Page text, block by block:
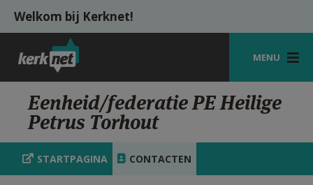
Overslaan en naar de inhoud gaan
Welkom bij Kerknet!
MENU
STARTPAGINA
KERK
VIERINGEN
Eenheid/federatie PE Heilige
Petrus Torhout
STARTPAGINA CONTACTEN